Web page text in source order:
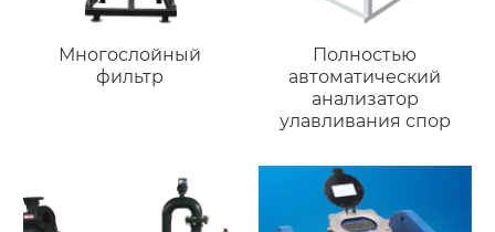
Многослойный
фильтр
Полностью
автоматический
анализатор
улавливания спор